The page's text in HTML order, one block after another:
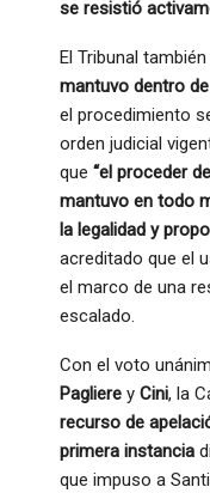
se resistió
El Tribunal
mantuvo dentro
el procedimiento
orden judicial
que “el proceder
mantuvo en todo
la legalidad y
acreditado que el
el marco de una
escalado.
Con el voto
Pagliere y Cini, la
recurso de
primera instancia
que impuso a